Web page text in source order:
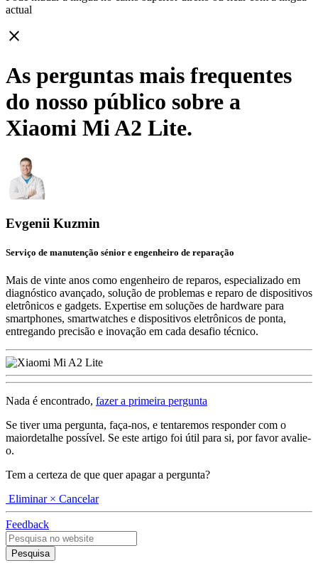
actual
close
As perguntas mais frequentes
do nosso público sobre a
Xiaomi Mi A2 Lite.
Evgenii Kuzmin
Serviço de manutenção sénior e engenheiro de reparação
Mais de vinte anos como engenheiro de reparos, especializado em
diagnóstico avançado, solução de problemas e reparo de dispositivos
eletrônicos e gadgets. Expertise em soluções de hardware para
smartphones, smartwatches e dispositivos eletrônicos de ponta,
entregando precisão e inovação em cada desafio técnico.
Nada é encontrado, fazer a primeira pergunta
Se tiver uma pergunta, faça-nos, e tentaremos responder com o
maiordetalhe possível. Se este artigo foi útil para si, por favor avalie-
o.
Tem a certeza de que quer apagar a pergunta?
Eliminar × Cancelar
Feedback